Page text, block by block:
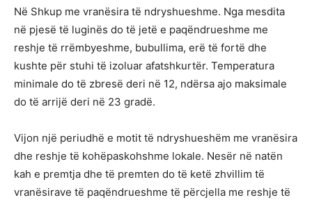
Në Shkup me vranësira të ndryshueshme. Nga mesdita
në pjesë të luginës do të jetë e paqëndrueshme me
reshje të rrëmbyeshme, bubullima, erë të fortë dhe
kushte për stuhi të izoluar afatshkurtër. Temperatura
minimale do të zbresë deri në 12, ndërsa ajo maksimale
do të arrijë deri në 23 gradë.
Vijon një periudhë e motit të ndryshueshëm me vranësira
dhe reshje të kohëpaskohshme lokale. Nesër në natën
kah e premtja dhe të premten do të ketë zhvillim të
vranësirave të paqëndrueshme të përcjella me reshje të